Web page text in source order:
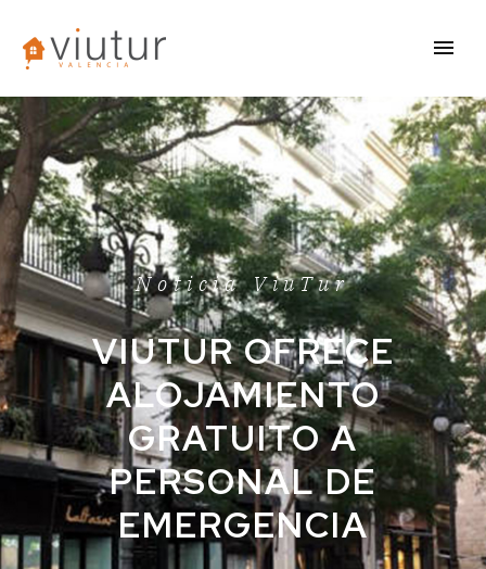
Noticia ViuTur
VIUTUR OFRECE
ALOJAMIENTO
GRATUITO A
PERSONAL DE
EMERGENCIA